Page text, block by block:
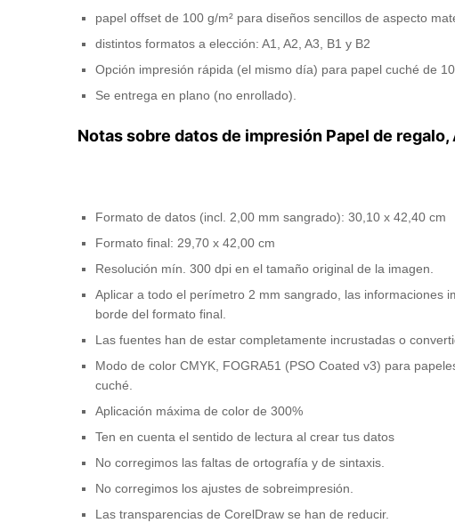
papel offset de 100 g/m² para diseños sencillos de aspecto
distintos formatos a elección: A1, A2, A3, B1 y B2
Opción impresión rápida (el mismo día) para papel cuché de
Se entrega en plano (no enrollado).
Notas sobre datos de impresión Papel de regalo,
Formato de datos (incl. 2,00 mm sangrado): 30,10 x 42,40 cm
Formato final: 29,70 x 42,00 cm
Resolución mín. 300 dpi en el tamaño original de la imagen.
Aplicar a todo el perímetro 2 mm sangrado, las informaciones
borde del formato final.
Las fuentes han de estar completamente incrustadas o
Modo de color CMYK, FOGRA51 (PSO Coated v3) para
cuché.
Aplicación máxima de color de 300%
Ten en cuenta el sentido de lectura al crear tus datos
No corregimos las faltas de ortografía y de sintaxis.
No corregimos los ajustes de sobreimpresión.
Las transparencias de CorelDraw se han de reducir.